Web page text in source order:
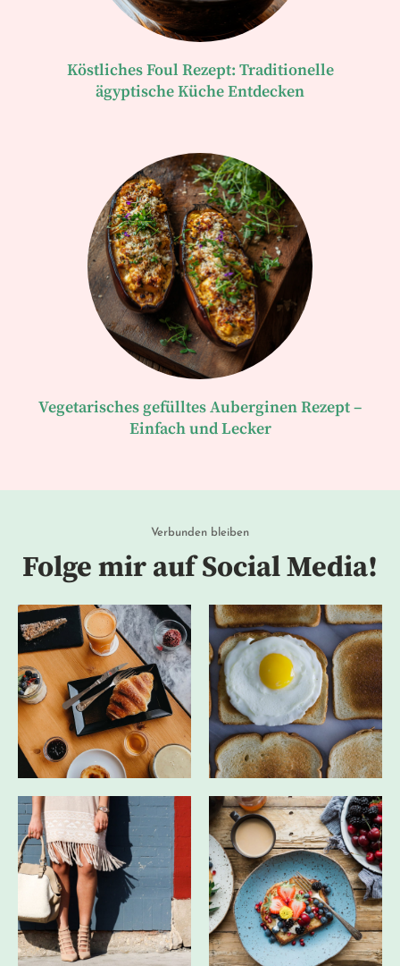
Köstliches Foul Rezept: Traditionelle
ägyptische Küche Entdecken
Vegetarisches gefülltes Auberginen Rezept –
Einfach und Lecker
Verbunden bleiben
Folge mir auf Social Media!